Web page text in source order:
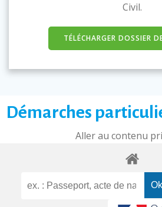
Civil.
TÉLÉCHARGER DOSSIER
Démarches
Aller au contenu